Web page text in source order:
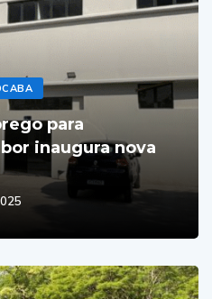
para
inaugura nova